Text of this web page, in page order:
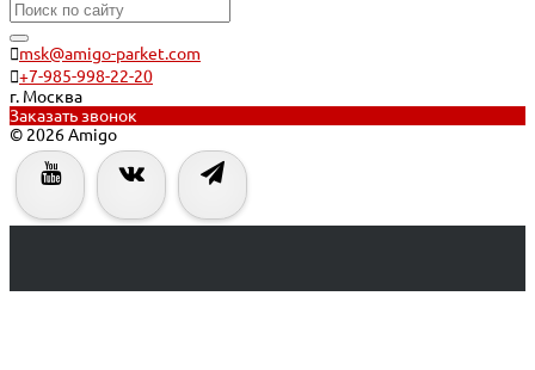
msk@amigo-parket.com
+7-985-998-22-20
г. Москва
Заказать звонок
© 2026 Amigo